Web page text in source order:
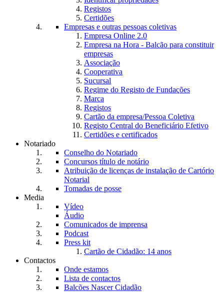
Registos
Certidões
Empresas e outras pessoas coletivas
Empresa Online 2.0
Empresa na Hora - Balcão para constituir
empresas
Associação
Cooperativa
Sucursal
Regime do Registo de Fundações
Marca
Registos
Cartão da empresa/Pessoa Coletiva
Registo Central do Beneficiário Efetivo
Certidões e certificados
Notariado
Conselho do Notariado
Concursos título de notário
Atribuição de licenças de instalação de Cartório
Notarial
Tomadas de posse
Media
Vídeo
Áudio
Comunicados de imprensa
Podcast
Press kit
Cartão de Cidadão: 14 anos
Contactos
Onde estamos
Lista de contactos
Balcões Nascer Cidadão